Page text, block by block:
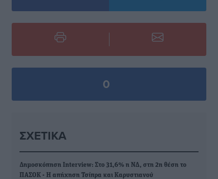
0
ΣΧΕΤΙΚΆ
Δημοσκόπηση Interview: Στο 31,6% η ΝΔ, στη 2η θέση το
ΠΑΣΟΚ - Η απήχηση Τσίπρα και Καρυστιανού